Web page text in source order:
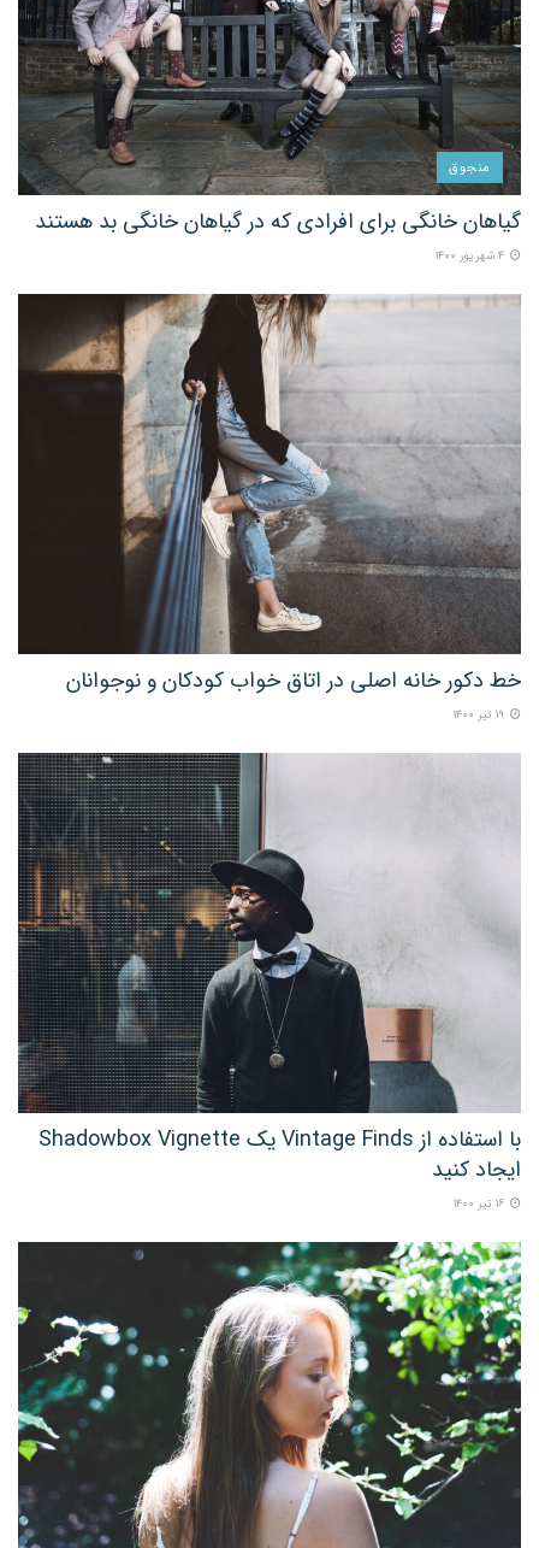
منجوق
گیاهان خانگی برای افرادی که در گیاهان خانگی بد هستند
خط دکور خانه اصلی در اتاق خواب کودکان و نوجوانان
با استفاده از Vintage Finds یک Shadowbox Vignette
ایجاد کنید